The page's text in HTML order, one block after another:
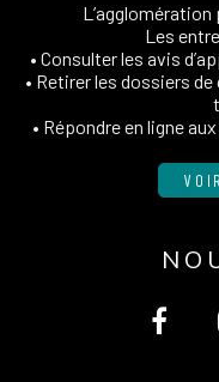
Les
• Consulter les avis
• Retirer les dossiers
• Répondre en ligne